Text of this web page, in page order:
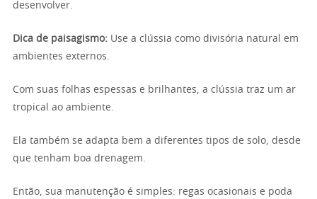
desenvolver.
Dica de paisagismo: Use a clússia como divisória natural em
ambientes externos.
Com suas folhas espessas e brilhantes, a clússia traz um ar
tropical ao ambiente.
Ela também se adapta bem a diferentes tipos de solo, desde
que tenham boa drenagem.
Então, sua manutenção é simples: regas ocasionais e poda